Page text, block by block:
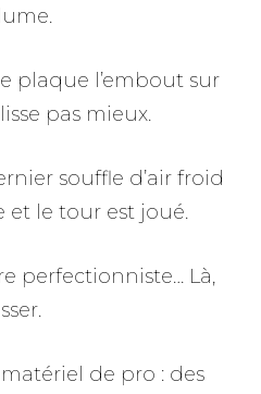
plaque l’embout sur
pas mieux.
souffle d’air froid
et le tour est joué.
perfectionniste… Là,
de pro : des